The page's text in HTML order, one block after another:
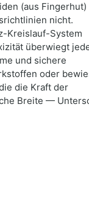
(aus Fingerhut)
nicht.
Kreislauf-System
überwiegt
und sichere
oder
die Kraft der
Breite —